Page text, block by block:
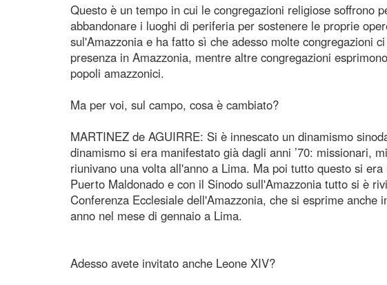
Questo è un tempo in cui le congregazioni religiose soffrono
abbandonare i luoghi di periferia per sostenere le proprie
sul'Amazzonia e ha fatto sì che adesso molte congregazioni
presenza in Amazzonia, mentre altre congregazioni
popoli amazzonici.
Ma per voi, sul campo, cosa è cambiato?
MARTINEZ de AGUIRRE: Si è innescato un dinamismo
dinamismo si era manifestato già dagli anni ’70: missionari,
riunivano una volta all'anno a Lima. Ma poi tutto questo si
Puerto Maldonado e con il Sinodo sull'Amazzonia tutto si è
Conferenza Ecclesiale dell'Amazzonia, che si esprime
anno nel mese di gennaio a Lima.
Adesso avete invitato anche Leone XIV?